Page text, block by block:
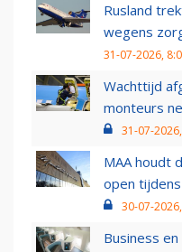
Rusland
wegens
31-07-2026,
Wachttijd
monteurs
31-07-
MAA houdt
open
30-07-
Business